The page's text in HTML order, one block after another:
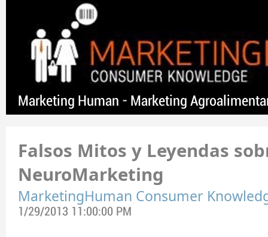
Marketing Human - Marketing
Falsos Mitos y Leyendas
NeuroMarketing
MarketingHuman Consumer
1/29/2013 11:00:00 PM